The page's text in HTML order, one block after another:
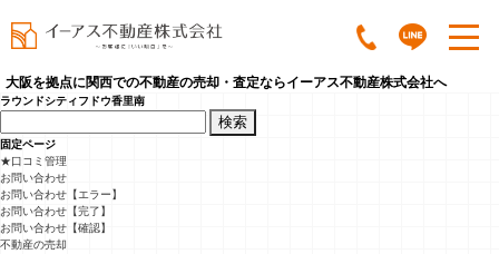
大阪を拠点に関西での不動産の売却・査定ならイーアス不動産株式会社へ
ラウンドシティフドウ香里南
索:
固定ページ
★口コミ管理
お問い合わせ
お問い合わせ【エラー】
お問い合わせ【完了】
お問い合わせ【確認】
不動産の売却